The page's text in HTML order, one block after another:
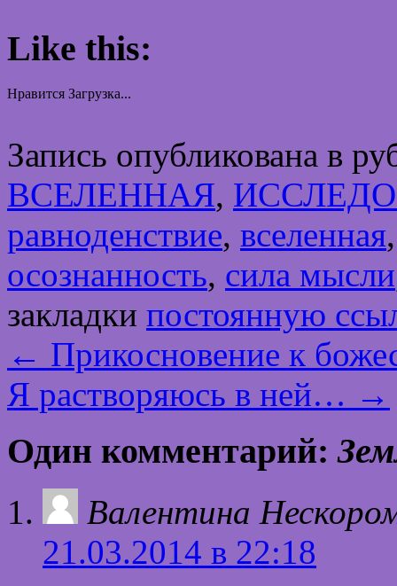
Like this:
Нравится Загрузка...
Запись опубликована в
ВСЕЛЕННАЯ,
равноденствие, вселенная
осознанность, сила мысли
закладки постоянную
← Прикосновение к
Я растворяюсь в ней… →
Один комментарий:
Валентина
21.03.2014 в 22:18